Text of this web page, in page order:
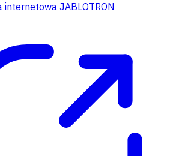
internetowa JABLOTRON